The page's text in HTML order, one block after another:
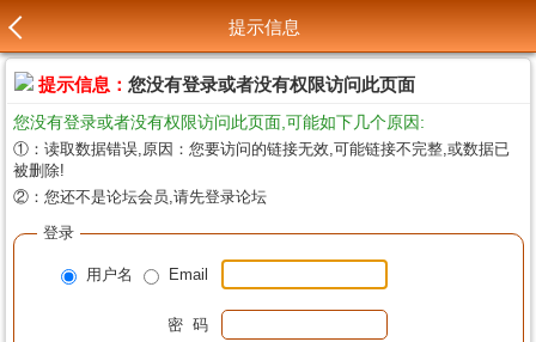
提示信息
提示信息： 您没有登录或者没有权限访问此页面
您没有登录或者没有权限访问此页面,可能如下几个原因:
①：读取数据错误,原因：您要访问的链接无效,可能链接不完整,或数据已
被删除!
②：您还不是论坛会员,请先登录论坛
登录
用户名 Email
密 码